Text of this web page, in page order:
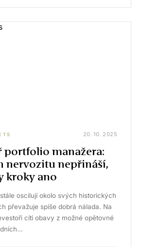
20. 10. 2025
portfolio manažera:
nervozitu nepřináší,
kroky ano
oscilují okolo svých historických
převažuje spíše dobrá nálada. Na
cítí obavy z možné opětovné